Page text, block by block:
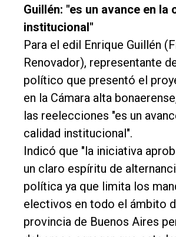
Guillén: "es un avance en la
institucional"
Para el edil Enrique Guillén
Renovador), representante
político que presentó el
en la Cámara alta
las reelecciones "es un
calidad institucional".
Indicó que "la iniciativa
un claro espíritu de
política ya que limita los
electivos en todo el ámbito
provincia de Buenos Aires